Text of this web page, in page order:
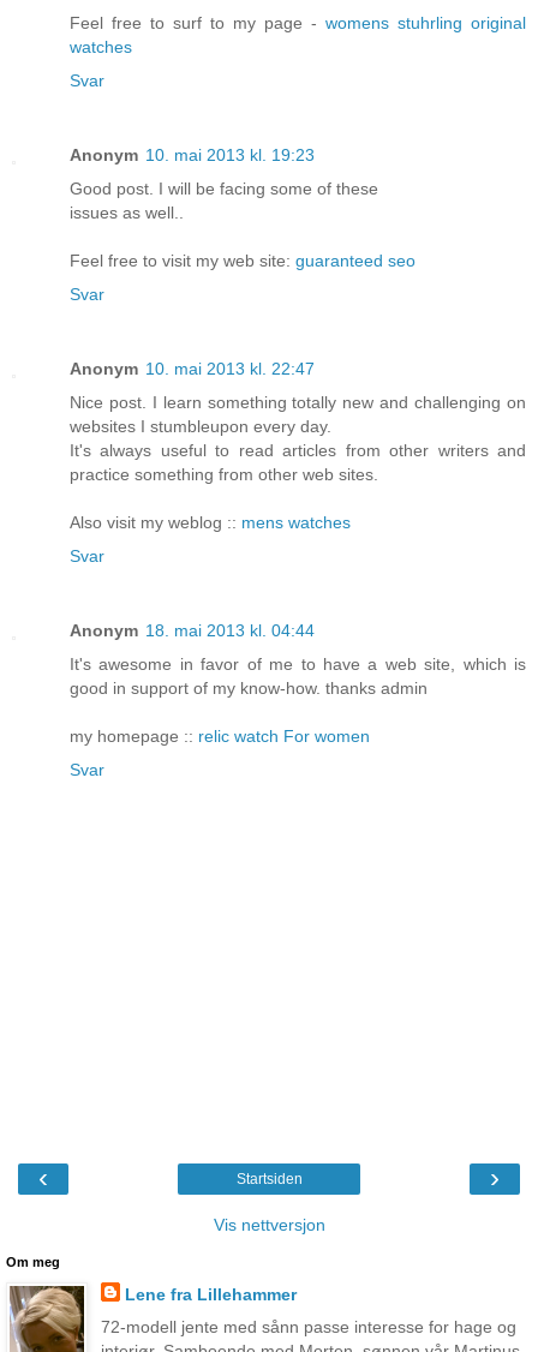
Feel free to surf to my page - womens stuhrling original
watches
Svar
Anonym 10. mai 2013 kl. 19:23
Good post. I will be facing some of these
issues as well..
Feel free to visit my web site: guaranteed seo
Svar
Anonym 10. mai 2013 kl. 22:47
Nice post. I learn something totally new and challenging on
websites I stumbleupon every day.
It's always useful to read articles from other writers and
practice something from other web sites.
Also visit my weblog :: mens watches
Svar
Anonym 18. mai 2013 kl. 04:44
It's awesome in favor of me to have a web site, which is
good in support of my know-how. thanks admin
my homepage :: relic watch For women
Svar
‹ ›
Startsiden
Vis nettversjon
Om meg
Lene fra Lillehammer
72-modell jente med sånn passe interesse for hage og